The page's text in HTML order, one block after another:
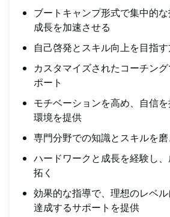
ブートキャンプ形式で集中的
成長を加速させる
自己啓発とスキル向上を目指
カスタマイズされたコーチン
ポート
モチベーションを高め、自信
環境を提供
専門分野での知識とスキルを
ハードワークと成長を経験し
拓く
効果的な指導で、理想のレベ
達成するサポートを提供